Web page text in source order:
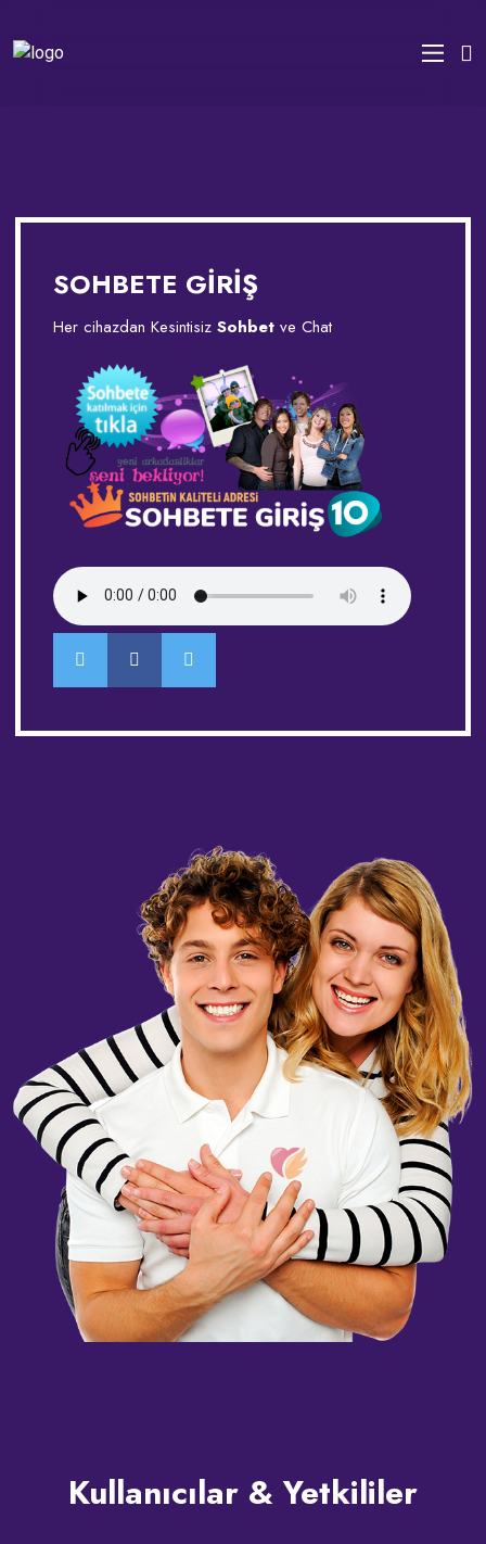
SOHBETE GİRİŞ
Her cihazdan Kesintisiz Sohbet ve Chat
Kullanıcılar & Yetkililer